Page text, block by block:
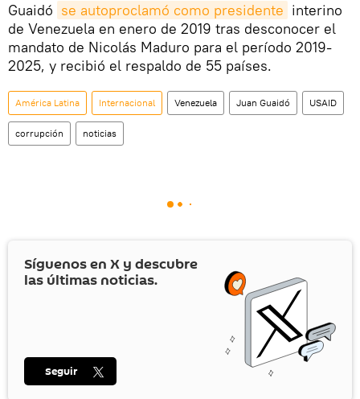
Guaidó se autoproclamó como presidente interino
de Venezuela en enero de 2019 tras desconocer el
mandato de Nicolás Maduro para el período 2019-
2025, y recibió el respaldo de 55 países.
América Latina Internacional Venezuela Juan Guaidó USAID
corrupción noticias
Síguenos en X y descubre
las últimas noticias.
Seguir